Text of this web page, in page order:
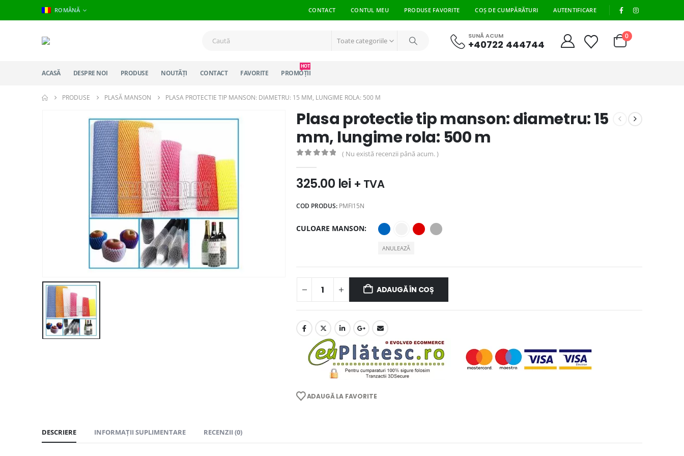
ROMÂNĂ CONTACT CONTUL MEU PRODUSE FAVORITE COȘ DE CUMPĂRĂTURI AUTENTIFICARE
Toate categoriile
SUNĂ ACUM
+40722 444744
0
ACASĂ DESPRE NOI PRODUSE NOUTĂȚI CONTACT FAVORITE PROMOȚII
HOT
PRODUSE PLASĂ MANSON PLASA PROTECTIE TIP MANSON: DIAMETRU: 15 MM, LUNGIME ROLA: 500 M
Plasa protectie tip manson: diametru: 15
mm, lungime rola: 500 m
( Nu există recenzii până acum. )
325.00 lei + TVA
COD PRODUS: PMFI15N
CULOARE MANSON
ANULEAZĂ
ADAUGĂ ÎN COȘ
ADAUGĂ LA FAVORITE
DESCRIERE INFORMAȚII SUPLIMENTARE RECENZII (0)